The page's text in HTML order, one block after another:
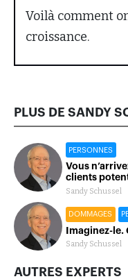
Voilà comment
croissance.
PLUS DE SANDY
PERSONNES
Vous
clients
Sandy Schussel
DOMMAGES
Imaginez-le.
Sandy Schussel
AUTRES EXPERTS